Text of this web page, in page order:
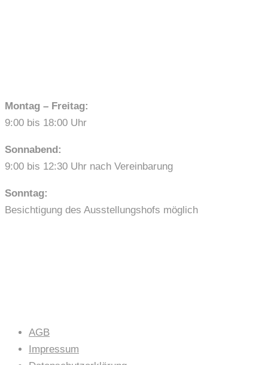
Montag – Freitag:
9:00 bis 18:00 Uhr
Sonnabend:
9:00 bis 12:30 Uhr nach Vereinbarung
Sonntag:
Besichtigung des Ausstellungshofs möglich
AGB
Impressum